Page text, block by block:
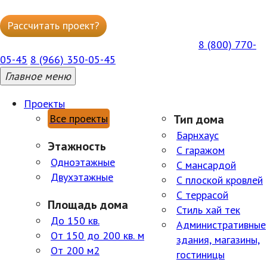
Рассчитать проект?
8 (800) 770-
05-45 8 (966) 350-05-45
Главное меню
Проекты
Все проекты
Этажность
Одноэтажные
Двухэтажные
Площадь дома
До 150 кв.
От 150 до 200 кв. м
От 200 м2
Тип дома
Барнхаус
С гаражом
С мансардой
С плоской кровлей
С террасой
Стиль хай тек
Административные
здания, магазины,
гостиницы